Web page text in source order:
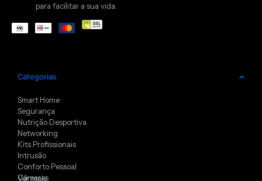
para facilitar a sua vida.
Categorias
Smart Home
Segurança
Nutrição Desportiva
Networking
Kits Profissionais
Intrusão
Conforto Pessoal
Câmaras
Ver mais